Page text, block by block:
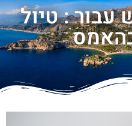
עבור : טיול